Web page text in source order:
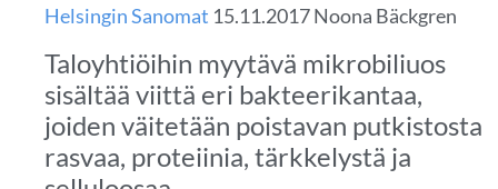
Helsingin Sanomat 15.11.2017 Noona Bäckgren
Taloyhtiöihin myytävä mikrobiliuos
sisältää viittä eri bakteerikantaa,
joiden väitetään poistavan putkistosta
rasvaa, proteiinia, tärkkelystä ja